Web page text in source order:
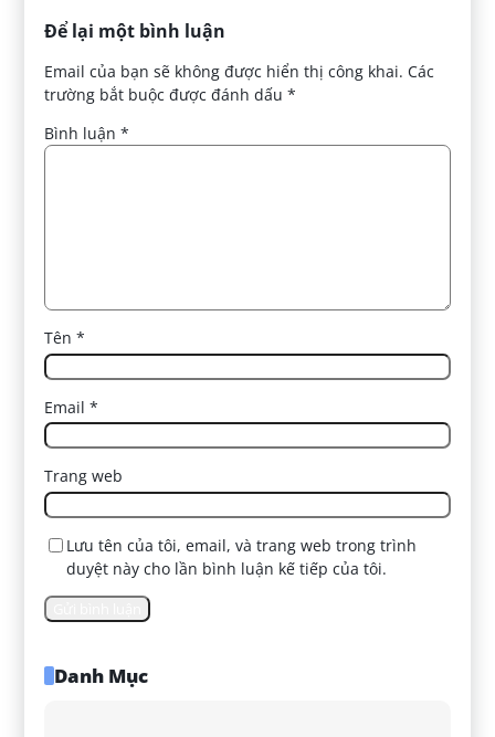
Để lại một bình luận
Email của bạn sẽ không được hiển thị công khai. Các
trường bắt buộc được đánh dấu*
Bình luận*
Tên*
Email*
Trang web
Lưu tên của tôi, email, và trang web trong trình
duyệt này cho lần bình luận kế tiếp của tôi.
Danh Mục